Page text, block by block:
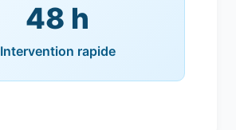
48 h
Intervention rapide